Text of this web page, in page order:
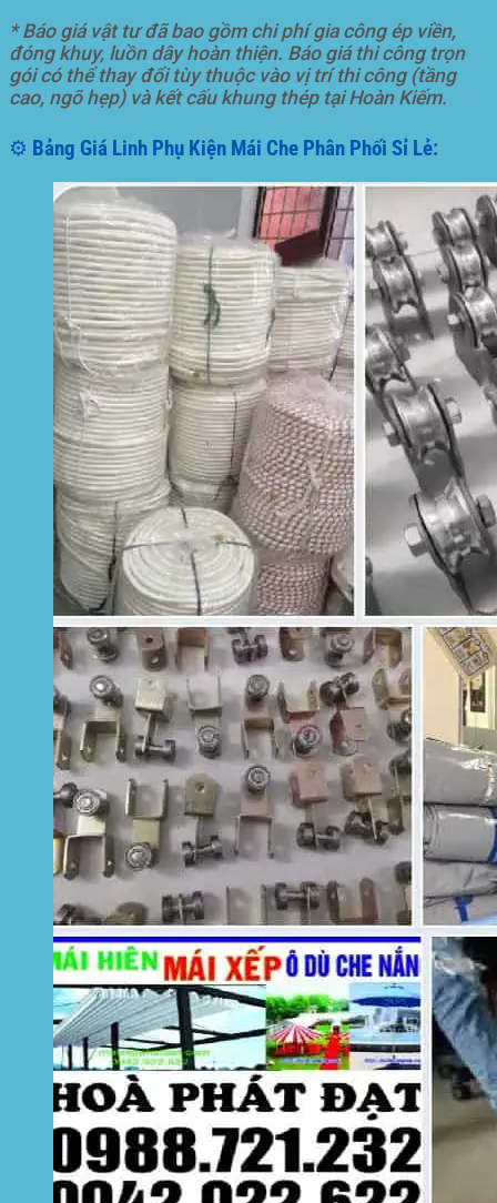
* Báo giá vật tư đã bao gồm chi phí gia công ép viền,
đóng khuy, luồn dây hoàn thiện. Báo giá thi công trọn
gói có thể thay đổi tùy thuộc vào vị trí thi công (tầng
cao, ngõ hẹp) và kết cấu khung thép tại Hoàn Kiếm.
⚙️ Bảng Giá Linh Phụ Kiện Mái Che Phân Phối Sỉ Lẻ: